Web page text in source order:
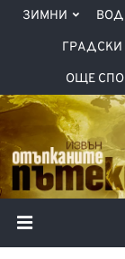
ЗИМНИ
ГРАДСКИ
ОЩЕ